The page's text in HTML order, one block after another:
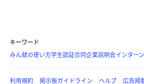
キーワード
みん就の使い方学生認証合同企業説明会インターン
利用規約 掲示板ガイドライン ヘルプ 広告掲